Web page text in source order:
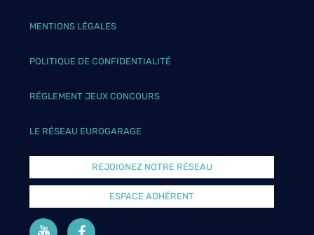
MENTIONS LÉGALES
POLITIQUE DE CONFIDENTIALITÉ
RÉGLEMENT JEUX CONCOURS
LE RÉSEAU EUROGARAGE
REJOIGNEZ NOTRE RÉSEAU
ESPACE ADHÉRENT